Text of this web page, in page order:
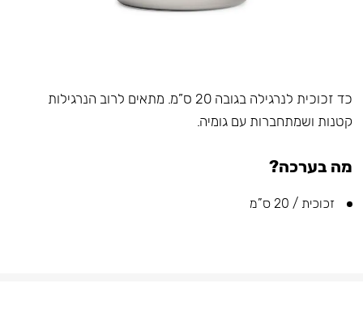
כד זכוכית לנרגילה בגובה 20 ס”מ. מתאים לרוב הנרגילות
קטנות ושמתחברות עם גומיה.
מה בערכה?
זכוכית / 20 ס”מ